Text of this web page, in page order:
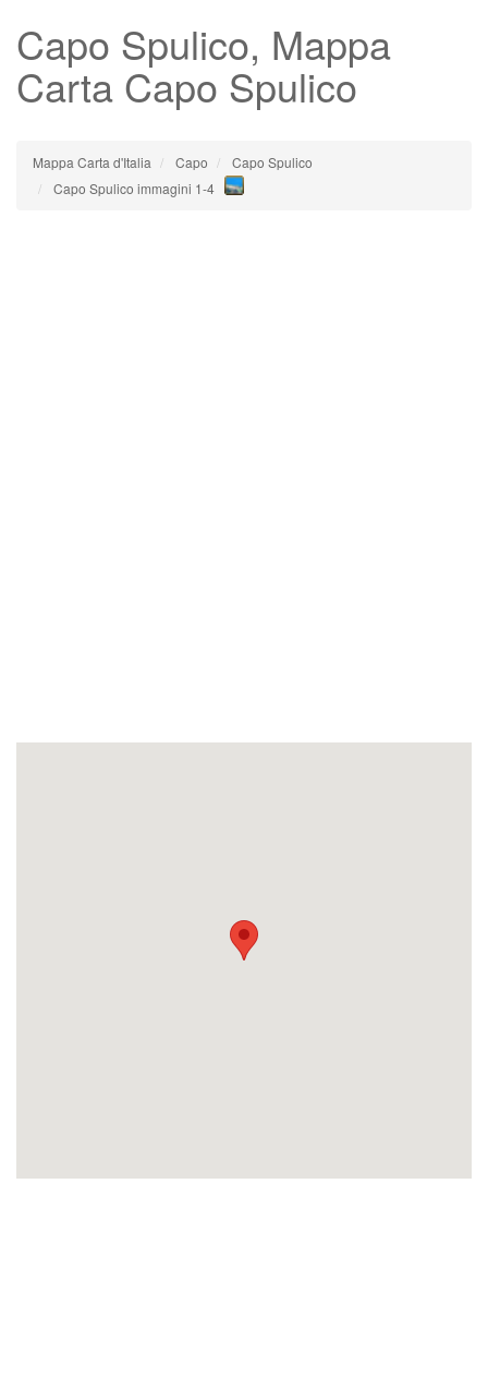
Capo Spulico, Mappa
Carta Capo Spulico
Mappa Carta d'Italia Capo
Capo Spulico
Capo Spulico immagini 1-4